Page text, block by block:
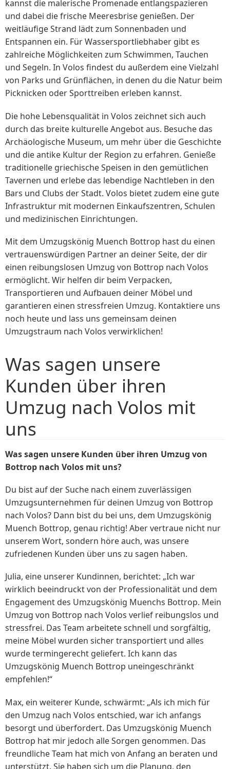
kannst die malerische Promenade entlangspazieren
und dabei die frische Meeresbrise genießen. Der
weitläufige Strand lädt zum Sonnenbaden und
Entspannen ein. Für Wassersportliebhaber gibt es
zahlreiche Möglichkeiten zum Schwimmen, Tauchen
und Segeln. In Volos findest du außerdem eine Vielzahl
von Parks und Grünflächen, in denen du die Natur beim
Picknicken oder Sporttreiben erleben kannst.
Die hohe Lebensqualität in Volos zeichnet sich auch
durch das breite kulturelle Angebot aus. Besuche das
Archäologische Museum, um mehr über die Geschichte
und die antike Kultur der Region zu erfahren. Genieße
traditionelle griechische Speisen in den gemütlichen
Tavernen und erlebe das lebendige Nachtleben in den
Bars und Clubs der Stadt. Volos bietet zudem eine gute
Infrastruktur mit modernen Einkaufszentren, Schulen
und medizinischen Einrichtungen.
Mit dem Umzugskönig Muench Bottrop hast du einen
vertrauenswürdigen Partner an deiner Seite, der dir
einen reibungslosen Umzug von Bottrop nach Volos
ermöglicht. Wir helfen dir beim Verpacken,
Transportieren und Aufbauen deiner Möbel und
garantieren einen stressfreien Umzug. Kontaktiere uns
noch heute und lass uns gemeinsam deinen
Umzugstraum nach Volos verwirklichen!
Was sagen unsere
Kunden über ihren
Umzug nach Volos mit
uns
Was sagen unsere Kunden über ihren Umzug von
Bottrop nach Volos mit uns?
Du bist auf der Suche nach einem zuverlässigen
Umzugsunternehmen für deinen Umzug von Bottrop
nach Volos? Dann bist du bei uns, dem Umzugskönig
Muench Bottrop, genau richtig! Aber vertraue nicht nur
unserem Wort, sondern höre auch, was unsere
zufriedenen Kunden über uns zu sagen haben.
Julia, eine unserer Kundinnen, berichtet: „Ich war
wirklich beeindruckt von der Professionalität und dem
Engagement des Umzugskönig Muenchs Bottrop. Mein
Umzug von Bottrop nach Volos verlief reibungslos und
stressfrei. Das Team arbeitete schnell und sorgfältig,
meine Möbel wurden sicher transportiert und alles
wurde termingerecht geliefert. Ich kann das
Umzugskönig Muench Bottrop uneingeschränkt
empfehlen!“
Max, ein weiterer Kunde, schwärmt: „Als ich mich für
den Umzug nach Volos entschied, war ich anfangs
besorgt und überfordert. Das Umzugskönig Muench
Bottrop hat mir jedoch alle Sorgen genommen. Das
freundliche Team hat mich von Anfang an beraten und
unterstützt. Sie haben sich um die Planung, den